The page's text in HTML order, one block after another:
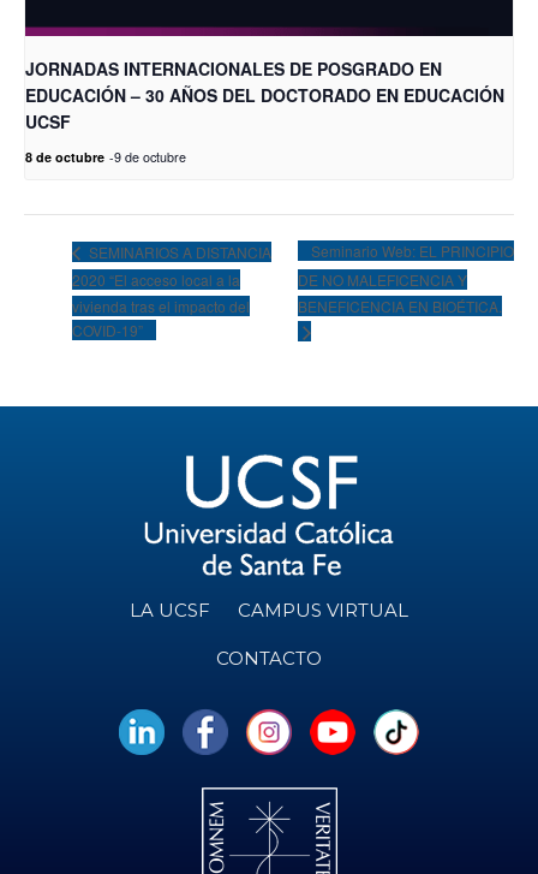
JORNADAS INTERNACIONALES DE POSGRADO EN
EDUCACIÓN – 30 AÑOS DEL DOCTORADO EN EDUCACIÓN
UCSF
8 de octubre -9 de octubre
SEMINARIOS A DISTANCIA
2020 “El acceso local a la
vivienda tras el impacto del
COVID-19”
Seminario Web: EL PRINCIPIO
DE NO MALEFICENCIA Y
BENEFICENCIA EN BIOÉTICA.
LA UCSF CAMPUS VIRTUAL
CONTACTO